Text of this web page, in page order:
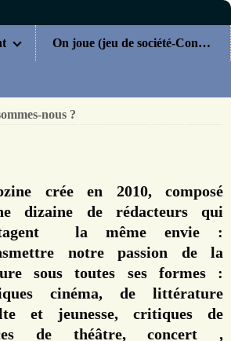
On joue (jeu de société-Concours)
nous ?
crée en 2010, composé
dizaine de rédacteurs qui
la même envie :
notre passion de la
sous toutes ses formes :
cinéma, de littérature
et jeunesse, critiques de
de théâtre, concert ,